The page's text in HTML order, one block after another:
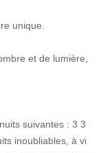
unique.
et de lumière,
suivantes : 3 3
inoubliables, à vi